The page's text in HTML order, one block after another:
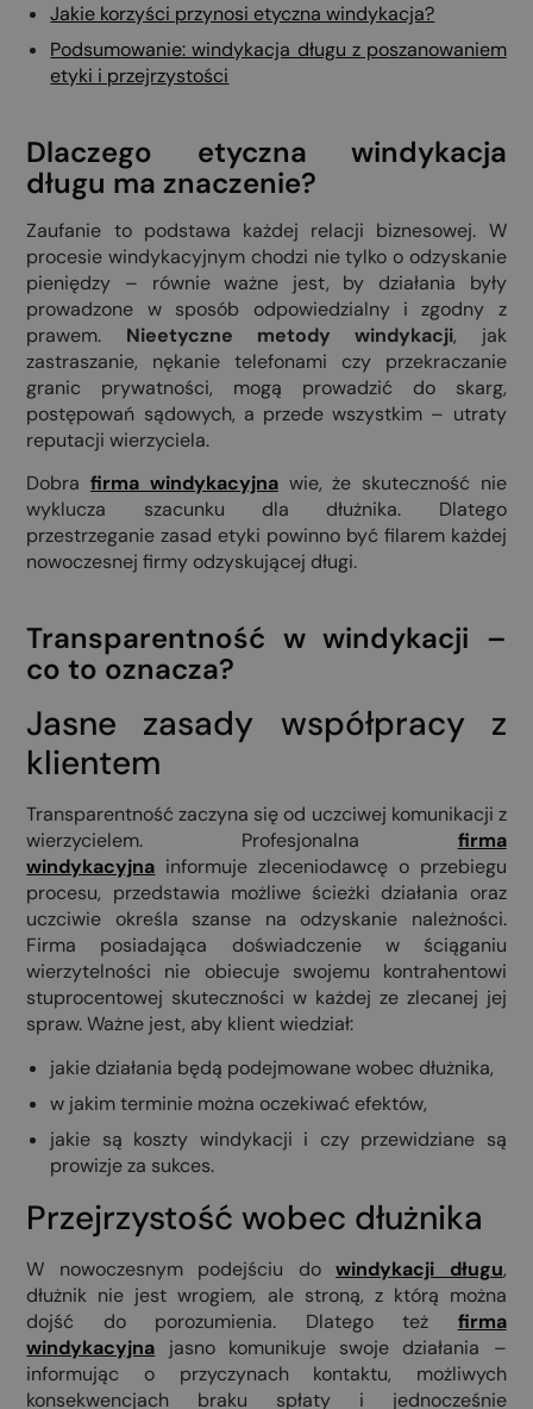
Jakie korzyści przynosi etyczna windykacja?
Podsumowanie: windykacja długu z poszanowaniem
etyki i przejrzystości
Dlaczego etyczna windykacja
długu ma znaczenie?
Zaufanie to podstawa każdej relacji biznesowej. W
procesie windykacyjnym chodzi nie tylko o odzyskanie
pieniędzy – równie ważne jest, by działania były
prowadzone w sposób odpowiedzialny i zgodny z
prawem. Nieetyczne metody windykacji, jak
zastraszanie, nękanie telefonami czy przekraczanie
granic prywatności, mogą prowadzić do skarg,
postępowań sądowych, a przede wszystkim – utraty
reputacji wierzyciela.
Dobrafirma windykacyjnawie, że skuteczność nie
wyklucza szacunku dla dłużnika. Dlatego
przestrzeganie zasad etyki powinno być filarem każdej
nowoczesnej firmy odzyskującej długi.
Transparentność w windykacji –
co to oznacza?
Jasne zasady współpracy z
klientem
Transparentność zaczyna się od uczciwej komunikacji z
wierzycielem. Profesjonalna firma
windykacyjna informuje zleceniodawcę o przebiegu
procesu, przedstawia możliwe ścieżki działania oraz
uczciwie określa szanse na odzyskanie należności.
Firma posiadająca doświadczenie w ściąganiu
wierzytelności nie obiecuje swojemu kontrahentowi
stuprocentowej skuteczności w każdej ze zlecanej jej
spraw. Ważne jest, aby klient wiedział:
jakie działania będą podejmowane wobec dłużnika,
w jakim terminie można oczekiwać efektów,
jakie są koszty windykacji i czy przewidziane są
prowizje za sukces.
Przejrzystość wobec dłużnika
W nowoczesnym podejściu dowindykacji długu,
dłużnik nie jest wrogiem, ale stroną, z którą można
dojść do porozumienia. Dlatego też firma
windykacyjna
jasno komunikuje swoje działania –
informując o przyczynach kontaktu, możliwych
konsekwencjach braku spłaty i jednocześnie